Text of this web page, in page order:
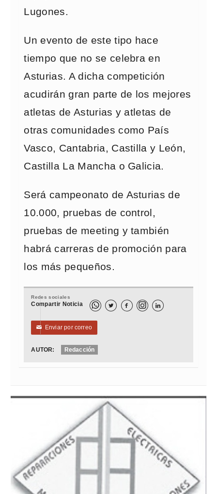
Lugones.
Un evento de este tipo hace
tiempo que no se celebra en
Asturias. A dicha competición
acudirán gran parte de los mejores
atletas de Asturias y atletas de
otras comunidades como País
Vasco, Cantabria, Castilla y León,
Castilla La Mancha o Galicia.
Será campeonato de Asturias de
10.000, pruebas de control,
pruebas de meeting y también
habrá carreras de promoción para
los más pequeños.
Redes sociales
Compartir Noticia   
✉ Enviar por correo
AUTOR: Redacción